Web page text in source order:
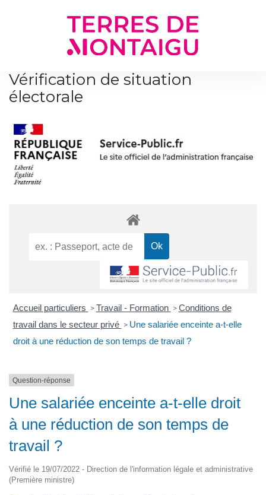
Vérification de situation
électorale
Accueil particuliers > Travail - Formation > Conditions de
travail dans le secteur privé > Une salariée enceinte a-t-elle
droit à une réduction de son temps de travail ?
Question-réponse
Une salariée enceinte a-t-elle droit
à une réduction de son temps de
travail ?
Vérifié le 19/07/2022 - Direction de l'information légale et administrative
(Première ministre)